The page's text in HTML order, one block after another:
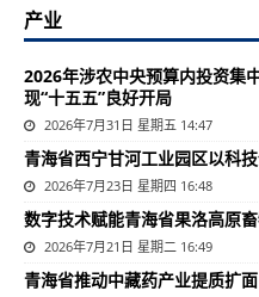
产业
2026年涉农中央预算内投资集
现“十五五”良好开局
2026年7月31日 星期五 14:47
青海省西宁甘河工业园区以科
2026年7月23日 星期四 16:48
数字技术赋能青海省果洛高原
2026年7月21日 星期二 16:49
青海省推动中藏药产业提质扩面